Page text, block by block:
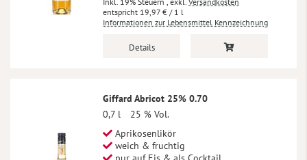
19,97 € / 1 l
Informationen zur Lebensmittel Kennzeichnung
Details
Giffard Abricot 25% 0.70
0,7 l
25 % Vol.
Aprikosenlikör
weich & fruchtig